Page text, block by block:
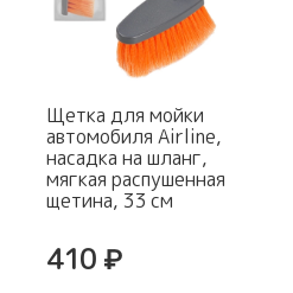
Щетка для мойки
автомобиля Airline,
насадка на шланг,
мягкая распушенная
щетина, 33 см
410 ₽